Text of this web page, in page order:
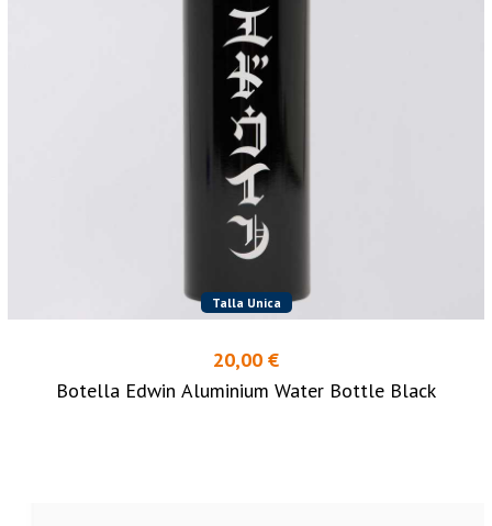
Talla Unica
20,00 €
Botella Edwin Aluminium Water Bottle Black